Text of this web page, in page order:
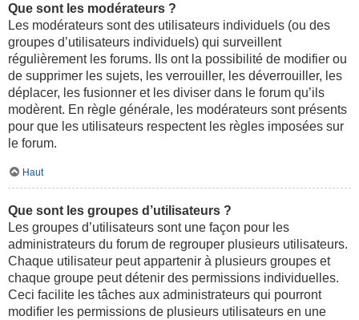
Que sont les modérateurs ?
Les modérateurs sont des utilisateurs individuels (ou des
groupes d’utilisateurs individuels) qui surveillent
régulièrement les forums. Ils ont la possibilité de modifier ou
de supprimer les sujets, les verrouiller, les déverrouiller, les
déplacer, les fusionner et les diviser dans le forum qu’ils
modèrent. En règle générale, les modérateurs sont présents
pour que les utilisateurs respectent les règles imposées sur
le forum.
Haut
Que sont les groupes d’utilisateurs ?
Les groupes d’utilisateurs sont une façon pour les
administrateurs du forum de regrouper plusieurs utilisateurs.
Chaque utilisateur peut appartenir à plusieurs groupes et
chaque groupe peut détenir des permissions individuelles.
Ceci facilite les tâches aux administrateurs qui pourront
modifier les permissions de plusieurs utilisateurs en une